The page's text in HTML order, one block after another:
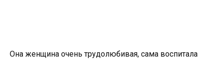
Она женщина очень трудолюбивая, сама воспитала